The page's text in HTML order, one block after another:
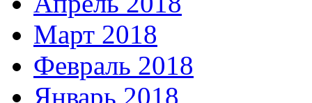
Март 2018
Февраль 2018
Январь 2018